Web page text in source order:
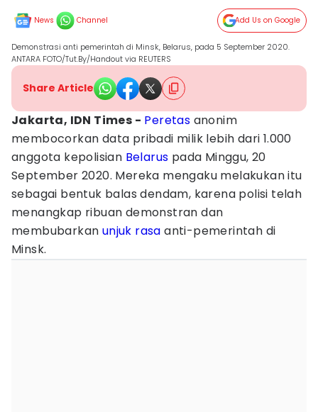
News Channel Add Us on Google
Demonstrasi anti pemerintah di Minsk, Belarus, pada 5 September 2020.
ANTARA FOTO/Tut.By/Handout via REUTERS
Share Article
Jakarta, IDN Times - Peretas anonim
membocorkan data pribadi milik lebih dari 1.000
anggota kepolisian Belarus pada Minggu, 20
September 2020. Mereka mengaku melakukan itu
sebagai bentuk balas dendam, karena polisi telah
menangkap ribuan demonstran dan
membubarkan unjuk rasa anti-pemerintah di
Minsk.